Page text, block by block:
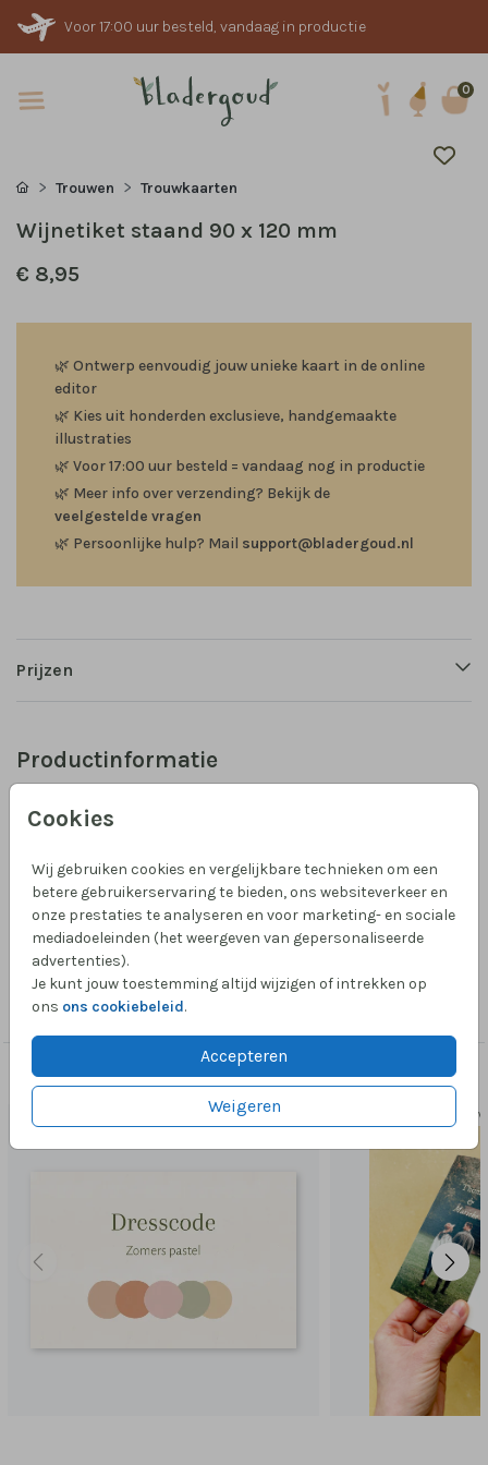
Voor 17:00 uur besteld, vandaag in productie
0
Cookies
Wij gebruiken cookies en vergelijkbare technieken om een
betere gebruikerservaring te bieden, ons websiteverkeer en
onze prestaties te analyseren en voor marketing- en sociale
mediadoeleinden (het weergeven van gepersonaliseerde
advertenties).
Je kunt jouw toestemming altijd wijzigen of intrekken op
ons ons cookiebeleid.
Accepteren
Weigeren
Trouwen Trouwkaarten
Wijnetiket staand 90 x 120 mm
€ 8,95
🌿 Ontwerp eenvoudig jouw unieke kaart in de online
editor
🌿 Kies uit honderden exclusieve, handgemaakte
illustraties
🌿 Voor 17:00 uur besteld = vandaag nog in productie
🌿 Meer info over verzending? Bekijk de
veelgestelde vragen
🌿 Persoonlijke hulp? Mail support@bladergoud.nl
Prijzen
Productinformatie
Omschrijving
van jullie bruiloft. Formaat: liggend 90 x 120 mm. Pas
dit etiket helemaal naar wens aan en maak hem
passend bij jullie trouwhuisstijl.
Collectie
Trouwkaarten
Dit vind je misschien ook leuk